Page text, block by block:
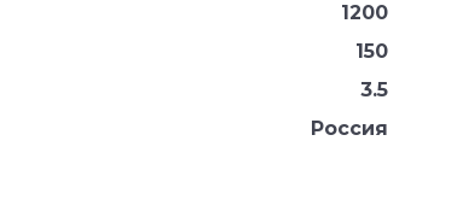
1200
150
3.5
Россия